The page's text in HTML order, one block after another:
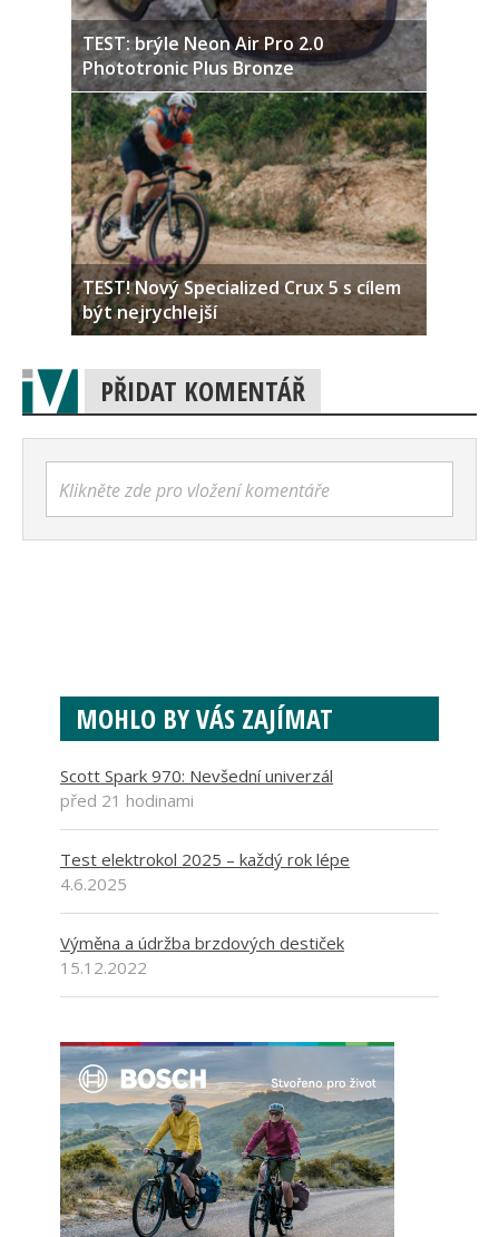
TEST: brýle Neon Air Pro 2.0
Phototronic Plus Bronze
TEST! Nový Specialized Crux 5 s cílem
být nejrychlejší
PŘIDAT KOMENTÁŘ
Klikněte zde pro vložení komentáře
MOHLO BY VÁS ZAJÍMAT
Scott Spark 970: Nevšední univerzál
před 21 hodinami
Test elektrokol 2025 – každý rok lépe
4.6.2025
Výměna a údržba brzdových destiček
15.12.2022